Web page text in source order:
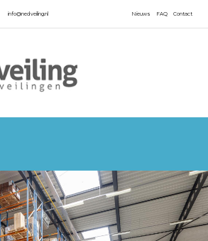
info@nedveiling.nl Contact
FAQ
Nieuws